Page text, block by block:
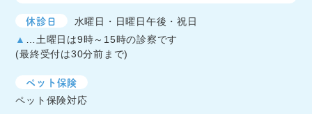
休診日
水曜日・日曜日午後・祝日
▲
…土曜日は9時～15時の診察です
(最終受付は30分前まで)
ペット保険
ペット保険対応